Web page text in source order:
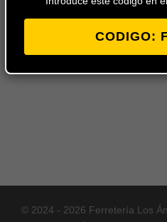
© 2024 - 2026 Ferretería Los
CODIGO: